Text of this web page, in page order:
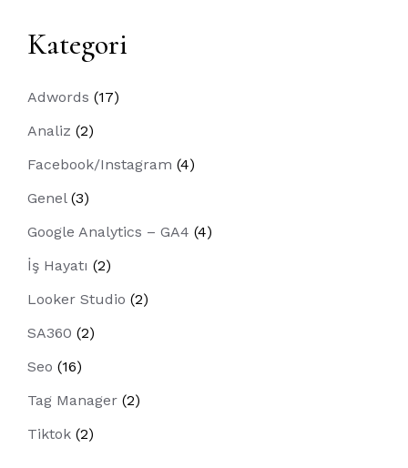
Kategori
Adwords (17)
Analiz (2)
Facebook/Instagram (4)
Genel(3)
Google Analytics – GA4 (4)
İş Hayatı (2)
Looker Studio (2)
SA360 (2)
Seo (16)
Tag Manager (2)
Tiktok (2)